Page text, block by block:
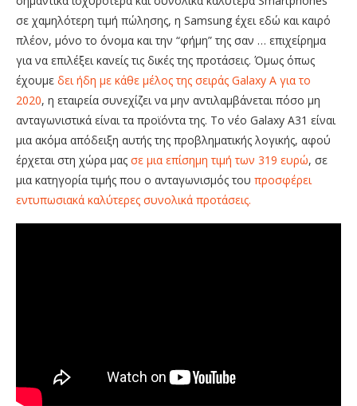
σε χαμηλότερη τιμή πώλησης, η Samsung έχει εδώ και καιρό
πλέον, μόνο το όνομα και την “φήμη” της σαν … επιχείρημα
για να επιλέξει κανείς τις δικές της προτάσεις. Όμως όπως
έχουμε δει ήδη με κάθε μέλος της σειράς Galaxy A για το
2020, η εταιρεία συνεχίζει να μην αντιλαμβάνεται πόσο μη
ανταγωνιστικά είναι τα προϊόντα της. Το νέο Galaxy A31 είναι
μια ακόμα απόδειξη αυτής της προβληματικής λογικής, αφού
έρχεται στη χώρα μας σε μια επίσημη τιμή των 319 ευρώ, σε
μια κατηγορία τιμής που ο ανταγωνισμός του προσφέρει
εντυπωσιακά καλύτερες συνολικά προτάσεις.